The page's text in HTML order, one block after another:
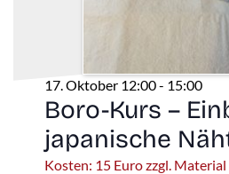
17. Oktober 12:00- 15:00
Boro-Kurs –
japanische
Kosten: 15 Euro zzgl. Material